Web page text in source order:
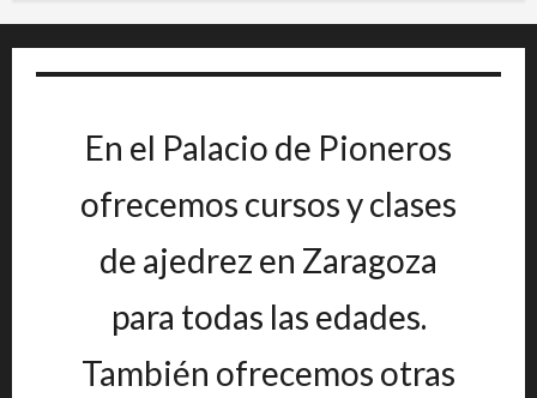
En el Palacio de Pioneros
ofrecemos cursos y clases
de ajedrez en Zaragoza
para todas las edades.
También ofrecemos otras